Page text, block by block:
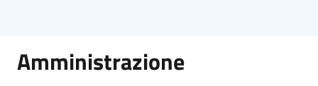
Amministrazione